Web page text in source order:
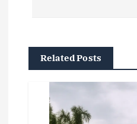
Related Posts